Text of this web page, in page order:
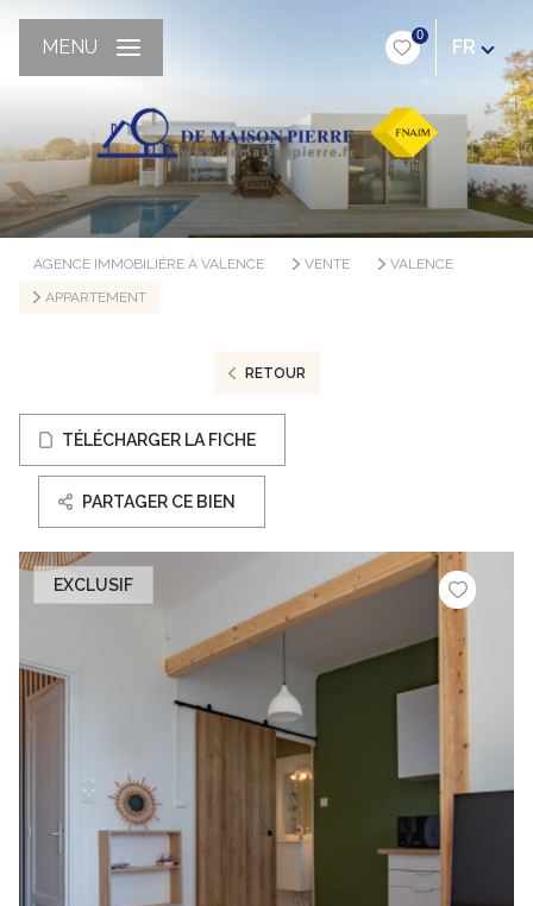
0
FR
MENU
AGENCE IMMOBILIÈRE À VALENCE VENTE
VALENCE
APPARTEMENT
RETOUR
TÉLÉCHARGER LA FICHE
PARTAGER CE BIEN
EXCLUSIF